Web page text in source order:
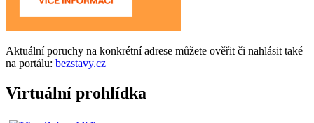
Aktuálníporuchy na konkrétní adrese můžete ověřit či nahlásit také
na portálu: bezstavy.cz
Virtuální prohlídka